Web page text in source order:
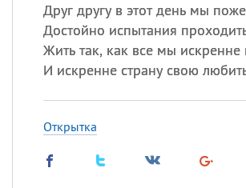
Друг другу в этот день мы
Достойно испытания
Жить так, как все мы искренне
И искренне страну свою
Открытка